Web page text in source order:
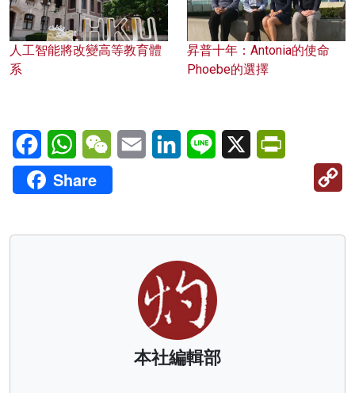
人工智能將改變高等教育體
系
昇普十年：Antonia的使命
Phoebe的選擇
FacebookWhatsAppWeChatEmail LinkedInLine X
Share
本社編輯部